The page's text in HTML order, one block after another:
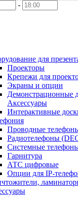
-
для
Проекторы
Крепежи для
Экраны и опции
Демонстрационные
Аксессуары
Интерактивные
Проводные
Радиотелефоны
Системные
Гарнитура
АТС цифровые
Опции для IP-